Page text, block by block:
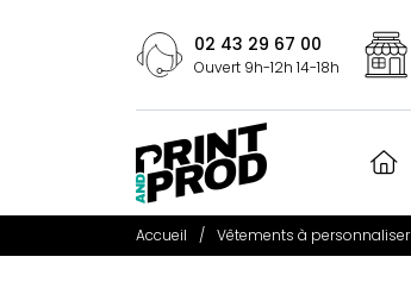
02 43 29 67 00
Ouvert 9h-12h 14-18h
Accueil Vêtements à personnaliser